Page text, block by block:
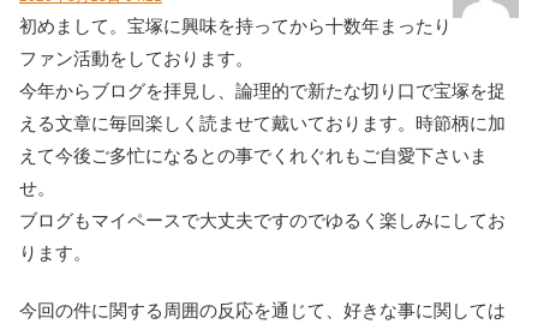
初めまして。宝塚に興味を持ってから十数年まったり
ファン活動をしております。
今年からブログを拝見し、論理的で新たな切り口で宝塚を捉
える文章に毎回楽しく読ませて戴いております。時節柄に加
えて今後ご多忙になるとの事でくれぐれもご自愛下さいま
せ。
ブログもマイペースで大丈夫ですのでゆるく楽しみにしてお
ります。
今回の件に関する周囲の反応を通じて、好きな事に関しては